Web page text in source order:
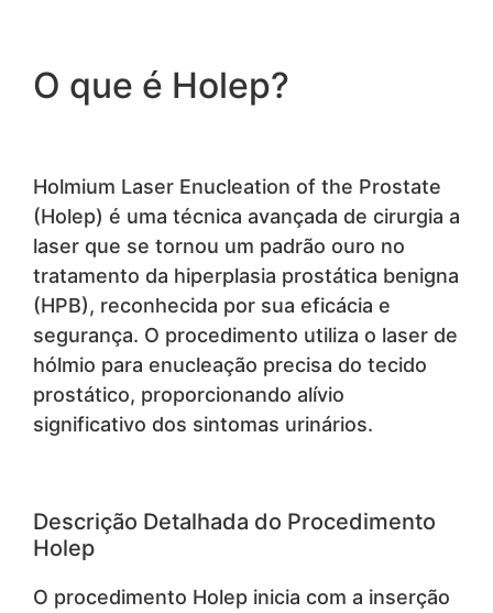
O que é Holep?
Holmium Laser Enucleation of the Prostate
(Holep) é uma técnica avançada de cirurgia a
laser que se tornou um padrão ouro no
tratamento da hiperplasia prostática benigna
(HPB), reconhecida por sua eficácia e
segurança. O procedimento utiliza o laser de
hólmio para enucleação precisa do tecido
prostático, proporcionando alívio
significativo dos sintomas urinários.
Descrição Detalhada do Procedimento
Holep
O procedimento Holep inicia com a inserção